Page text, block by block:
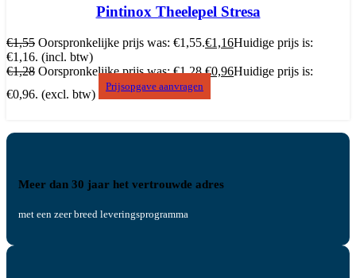
Pintinox Theelepel Stresa
€1,55 Oorspronkelijke prijs was: €1,55.€1,16Huidige prijs is:
€1,16. (incl. btw)
€1,28 Oorspronkelijke prijs was: €1,28.€0,96Huidige prijs is:
€0,96. (excl. btw)
Prijsopgave aanvragen
Meer dan 30 jaar het vertrouwde adres
met een zeer breed leveringsprogramma